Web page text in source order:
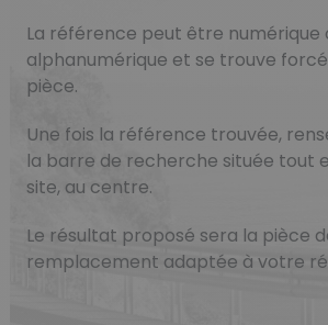
La référence peut être numérique
alphanumérique et se trouve
pièce.
Une fois la référence trouvée,
la barre de recherche située tout
site, au centre.
Le résultat proposé sera la pièce
remplacement adaptée à votre